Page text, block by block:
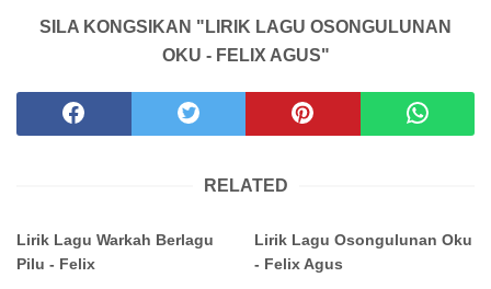
SILA KONGSIKAN "LIRIK LAGU OSONGULUNAN
OKU - FELIX AGUS"
RELATED
Lirik Lagu Warkah Berlagu
Pilu - Felix
Lirik Lagu Osongulunan Oku
- Felix Agus